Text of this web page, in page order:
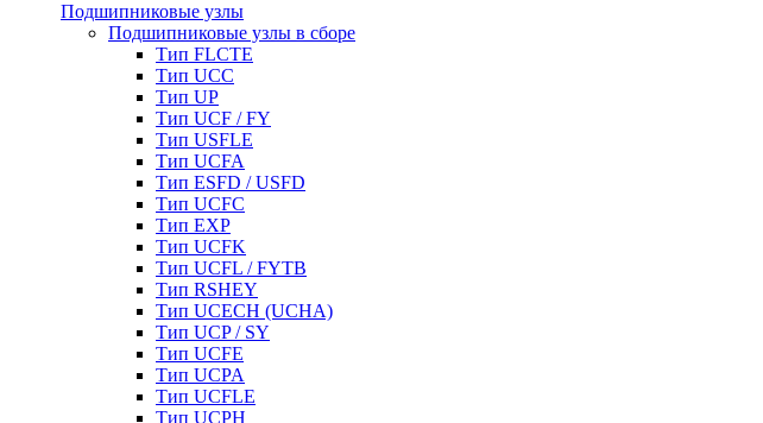
Подшипниковые узлы
Подшипниковые узлы в сборе
Тип FLCTE
Тип UCC
Тип UP
Тип UCF / FY
Тип USFLE
Тип UCFA
Тип ESFD / USFD
Тип UCFC
Тип EXP
Тип UCFK
Тип UCFL / FYTB
Тип RSHEY
Тип UCECH (UCHA)
Тип UCP / SY
Тип UCFE
Тип UCPA
Тип UCFLE
Тип UCPH